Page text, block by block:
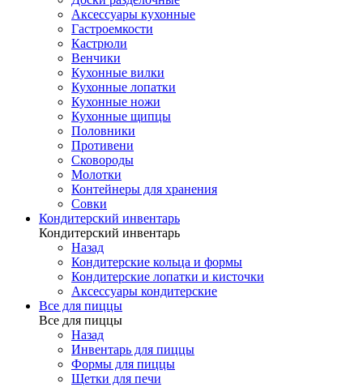
Аксессуары кухонные
Гастроемкости
Кастрюли
Венчики
Кухонные вилки
Кухонные лопатки
Кухонные ножи
Кухонные щипцы
Половники
Противени
Сковороды
Молотки
Контейнеры для хранения
Совки
Кондитерский инвентарь
Кондитерский инвентарь
Назад
Кондитерские кольца и формы
Кондитерские лопатки и кисточки
Аксессуары кондитерские
Все для пиццы
Все для пиццы
Назад
Инвентарь для пиццы
Формы для пиццы
Щетки для печи